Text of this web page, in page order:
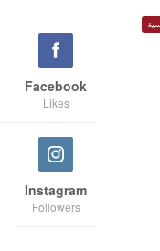
Facebook
Likes
Instagram
Followers